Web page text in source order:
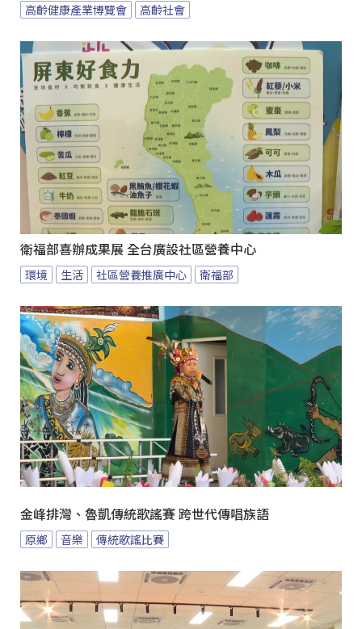
高齡健康產業博覽會
高齡社會
衛福部喜辦成果展 全台廣設社區營養中心
環境 生活 社區營養推廣中心 衛福部
金峰排灣、魯凱傳統歌謠賽 跨世代傳唱族語
原鄉 音樂 傳統歌謠比賽